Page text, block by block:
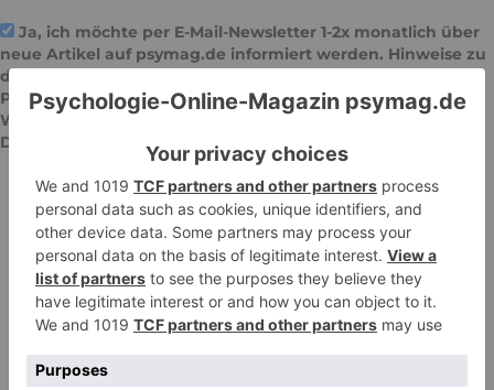
Ja, ich möchte per E-Mail-Newsletter 1-2x monatlich über
neue Artikel auf psymag.de informiert werden. Hinweise zu
der von der Einwilligung mitumfassten Erfolgsmessung,
Protokollierung der Anmeldung und Ihren
Widerrufsrechten erhalten Sie in unserer
Datenschutzerklärung
KOMMENTAR ABSCHICKEN
KATEGORIEN
BEZIEHUNGEN & SEXUALITÄT
FAMILIE & ERZIEHUNG